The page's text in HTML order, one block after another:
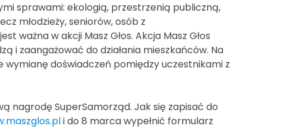
sprawami: ekologią, przestrzenią publiczną,
młodzieży, seniorów, osób z
ważna w akcji Masz Głos. Akcja Masz Głos
i zaangażować do działania mieszkańców. Na
doświadczeń pomiędzy uczestnikami z
nagrodę SuperSamorząd. Jak się zapisać do
i do 8 marca wypełnić formularz